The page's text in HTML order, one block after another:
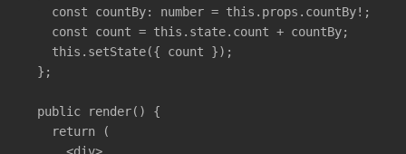
    const countBy: number = this.props.countBy!;
    const count = this.state.count + countBy;
    this.setState({ count });
  };
  public render() {
    return (